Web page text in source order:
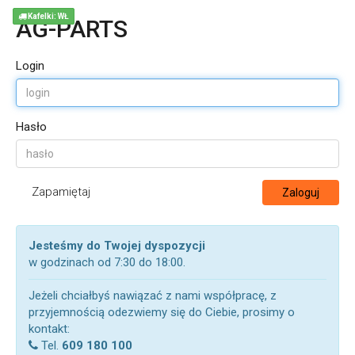
AG-PARTS
Login
Hasło
Zapamiętaj Zaloguj
Jesteśmy do Twojej dyspozycji
w godzinach od 7:30 do 18:00.
Jeżeli chciałbyś nawiązać z nami współpracę, z
przyjemnością odezwiemy się do Ciebie, prosimy o
kontakt:
Tel. 609 180 100
Kafelki: WŁ